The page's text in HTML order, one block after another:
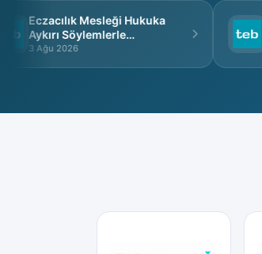
Eczacılık Mesleği Hukuka
Aykırı Söylemlerle
İtibarsızlaştırılamaz
3 Ağu 2026